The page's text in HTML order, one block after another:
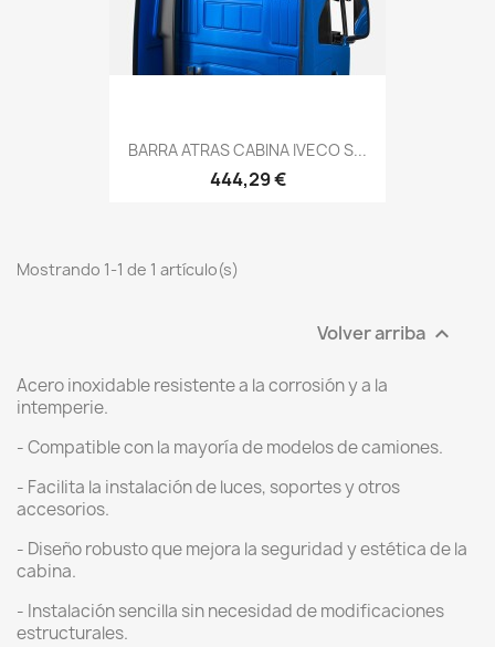
BARRA ATRAS CABINA IVECO S...
444,29 €
Mostrando 1-1 de 1 artículo(s)
Volver arriba 
Acero inoxidable resistente a la corrosión y a la
intemperie.
- Compatible con la mayoría de modelos de camiones.
- Facilita la instalación de luces, soportes y otros
accesorios.
- Diseño robusto que mejora la seguridad y estética de la
cabina.
- Instalación sencilla sin necesidad de modificaciones
estructurales.